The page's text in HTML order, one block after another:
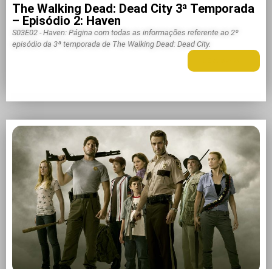
The Walking Dead: Dead City 3ª Temporada
– Episódio 2: Haven
S03E02 - Haven: Página com todas as informações referente ao 2º
episódio da 3ª temporada de The Walking Dead: Dead City.